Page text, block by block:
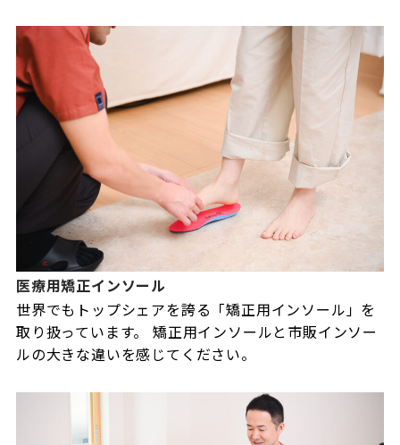
医療用矯正インソール
世界でもトップシェアを誇る「矯正用インソール」を
取り扱っています。 矯正用インソールと市販インソー
ルの大きな違いを感じてください。